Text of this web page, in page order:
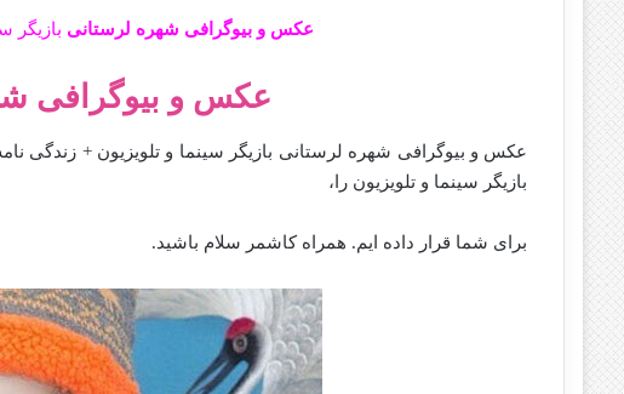
عکس و بیوگرافی شهره لرستانی بازیگر
عکس و بیوگرافی
عکس و بیوگرافی شهره لرستانی بازیگر سینما و تلویزیون + زندگی
بازیگر سینما و تلویزیون را،
برای شما قرار داده ایم. همراه کاشمر سلام باشید.